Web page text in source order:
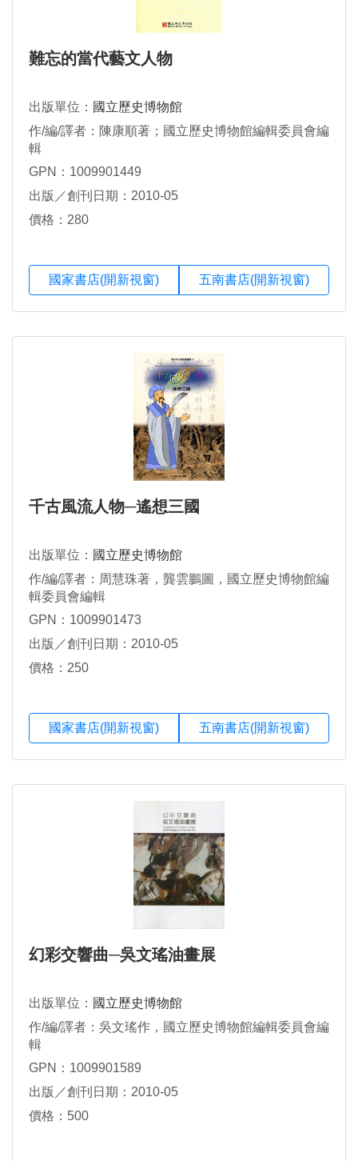
難忘的當代藝文人物
出版單位： 國立歷史博物館
作/編/譯者：陳康順著；國立歷史博物館編輯委員會編
輯
GPN：1009901449
出版／創刊日期：2010-05
價格：280
國家書店(開新視窗) 五南書店(開新視窗)
千古風流人物─遙想三國
出版單位： 國立歷史博物館
作/編/譯者：周慧珠著，龔雲鵬圖，國立歷史博物館編
輯委員會編輯
GPN：1009901473
出版／創刊日期：2010-05
價格：250
國家書店(開新視窗) 五南書店(開新視窗)
幻彩交響曲─吳文瑤油畫展
出版單位： 國立歷史博物館
作/編/譯者：吳文瑤作，國立歷史博物館編輯委員會編
輯
GPN：1009901589
出版／創刊日期：2010-05
價格：500